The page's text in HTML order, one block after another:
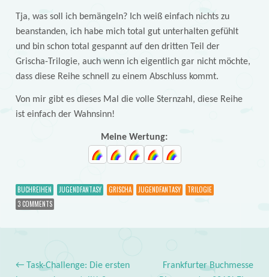
Tja, was soll ich bemängeln? Ich weiß einfach nichts zu
beanstanden, ich habe mich total gut unterhalten gefühlt
und bin schon total gespannt auf den dritten Teil der
Grischa-Trilogie, auch wenn ich eigentlich gar nicht möchte,
dass diese Reihe schnell zu einem Abschluss kommt.
Von mir gibt es dieses Mal die volle Sternzahl, diese Reihe
ist einfach der Wahnsinn!
Meine Wertung:
BUCHREIHEN JUGENDFANTASY GRISCHA JUGENDFANTASY
TRILOGIE
3 COMMENTS
←Task-Challenge: Die ersten
Frankfurter Buchmesse